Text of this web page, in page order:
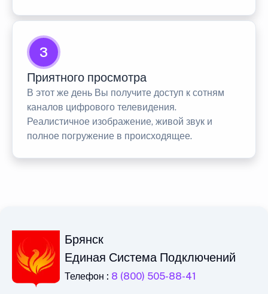
3
Приятного просмотра
В этот же день Вы получите доступ к сотням
каналов цифрового телевидения.
Реалистичное изображение, живой звук и
полное погружение в происходящее.
Брянск
Единая Система Подключений
Телефон : 8 (800) 505-88-41